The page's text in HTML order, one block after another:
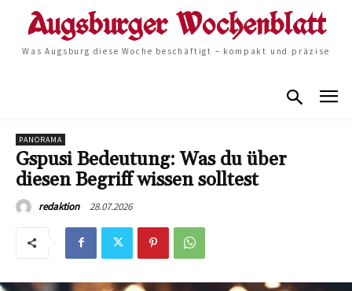
Was Augsburg diese Woche beschäftigt – kompakt und präzise
PANORAMA
Gspusi Bedeutung: Was du über
diesen Begriff wissen solltest
redaktion 28.07.2026